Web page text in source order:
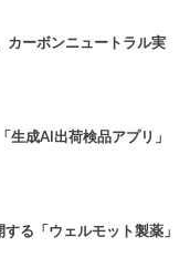
カーボンニュートラル実
生成AI出荷検品アプリ」
る「ウェルモット製薬」